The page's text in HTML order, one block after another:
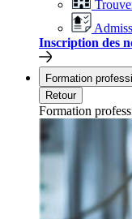
Inscription des
Formation
Retour
Formation